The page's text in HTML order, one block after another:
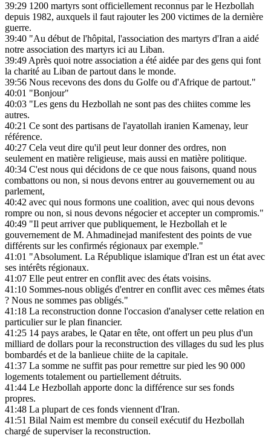
39:29 1200 martyrs sont officiellement reconnus par le Hezbollah
depuis 1982, auxquels il faut rajouter les 200 victimes de la dernière
guerre.
39:40 "Au début de l'hôpital, l'association des martyrs d'Iran a aidé
notre association des martyrs ici au Liban.
39:49Après quoi notre association a été aidée par des gens qui font
la charité au Liban de partout dans le monde.
39:56 Nous recevons des dons du Golfe ou d'Afrique de partout."
40:01 "Bonjour"
40:03 "Les gens du Hezbollah ne sont pas des chiites comme les
autres.
40:21 Ce sont des partisans de l'ayatollah iranien Kamenay, leur
référence.
40:27 Cela veut dire qu'il peut leur donner des ordres, non
seulement en matière religieuse, mais aussi en matière politique.
40:34 C'est nous qui décidons de ce que nous faisons, quand nous
combattons ou non, si nous devons entrer au gouvernement ou au
parlement,
40:42 avec qui nous formons une coalition, avec qui nous devons
rompre ou non, si nous devons négocier et accepter un compromis."
40:49 "Il peut arriver que publiquement, le Hezbollah et le
gouvernement de M. Ahmadinejad manifestent des points de vue
différents sur les confirmés régionaux par exemple."
41:01 "Absolument. La République islamique d'Iran est un état avec
ses intérêts régionaux.
41:07 Elle peut entrer en conflit avec des états voisins.
41:10 Sommes-nous obligés d'entrer en conflit avec ces mêmes états
? Nous ne sommes pas obligés."
41:18 La reconstruction donne l'occasion d'analyser cette relation en
particulier sur le plan financier.
41:25 14 pays arabes, le Qatar en tête, ont offert un peu plus d'un
milliard de dollars pour la reconstruction des villages du sud les plus
bombardés et de la banlieue chiite de la capitale.
41:37 La somme ne suffit pas pour remettre sur pied les 90 000
logements totalement ou partiellement détruits.
41:44 Le Hezbollah apporte donc la différence sur ses fonds
propres.
41:48 La plupart de ces fonds viennent d'Iran.
41:51 Bilal Naim est membre du conseil exécutif du Hezbollah
chargé de superviser la reconstruction.